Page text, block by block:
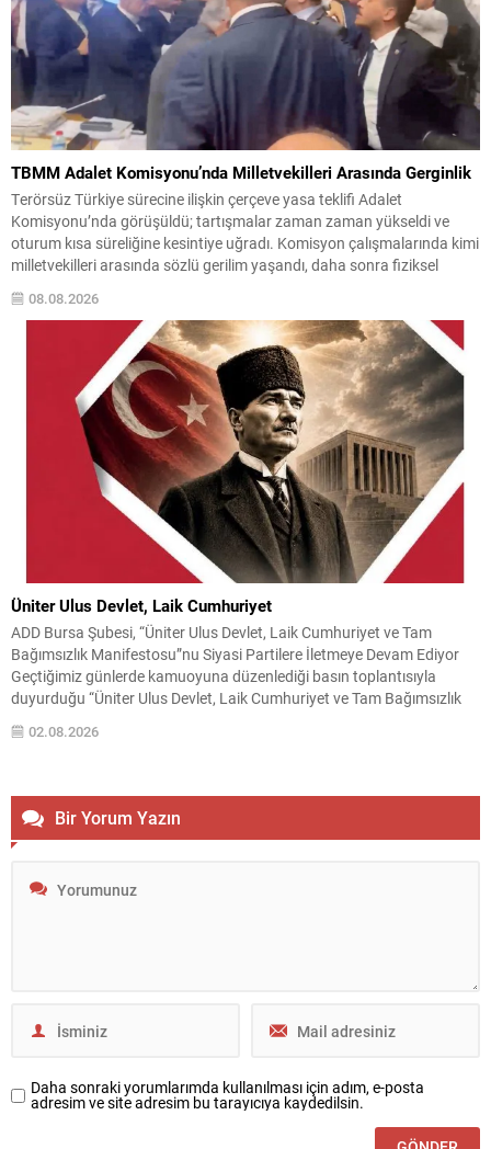
TBMM Adalet Komisyonu’nda Milletvekilleri Arasında Gerginlik
Terörsüz Türkiye sürecine ilişkin çerçeve yasa teklifi Adalet
Komisyonu’nda görüşüldü; tartışmalar zaman zaman yükseldi ve
oturum kısa süreliğine kesintiye uğradı. Komisyon çalışmalarında kimi
milletvekilleri arasında sözlü gerilim yaşandı, daha sonra fiziksel
arasında söz düellosu başladı; taraflar birbirlerini sert ifadelerle
eleştirdi. Tartışma...
08.08.2026
Üniter Ulus Devlet, Laik Cumhuriyet
ADD Bursa Şubesi, “Üniter Ulus Devlet, Laik Cumhuriyet ve Tam
Bağımsızlık Manifestosu”nu Siyasi Partilere İletmeye Devam Ediyor
Geçtiğimiz günlerde kamuoyuna düzenlediği basın toplantısıyla
duyurduğu “Üniter Ulus Devlet, Laik Cumhuriyet ve Tam Bağımsızlık
Manifestosu”nu, TBMM gündemine getirileceği ifade edilen çerçeve
yasa çalışmaları öncesinde yeniden kamuoyunun dikkatine sunan
02.08.2026
Bir Yorum Yazın
Daha sonraki yorumlarımda kullanılması için adım, e-posta
adresim ve site adresim bu tarayıcıya kaydedilsin.